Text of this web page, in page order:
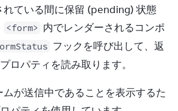
れている間に保留 (pending) 状態
<form> 内でレンダーされるコンポ
フックを呼び出して、返
プロパティを読み取ります。
が送信中であることを表示するた